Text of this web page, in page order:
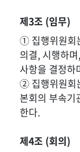
제3조 (임무)
① 집행위원회
의결, 시행하
사항을 결정하
② 집행위원회
본회의 부속기
한다.
제4조 (회의)